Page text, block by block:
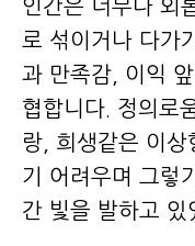
인간은 너무나 외
로 섞이거나 다가
과 만족감, 이익
협합니다. 정의로
랑, 희생같은 이
기 어려우며 그렇
간 빛을 발하고 있